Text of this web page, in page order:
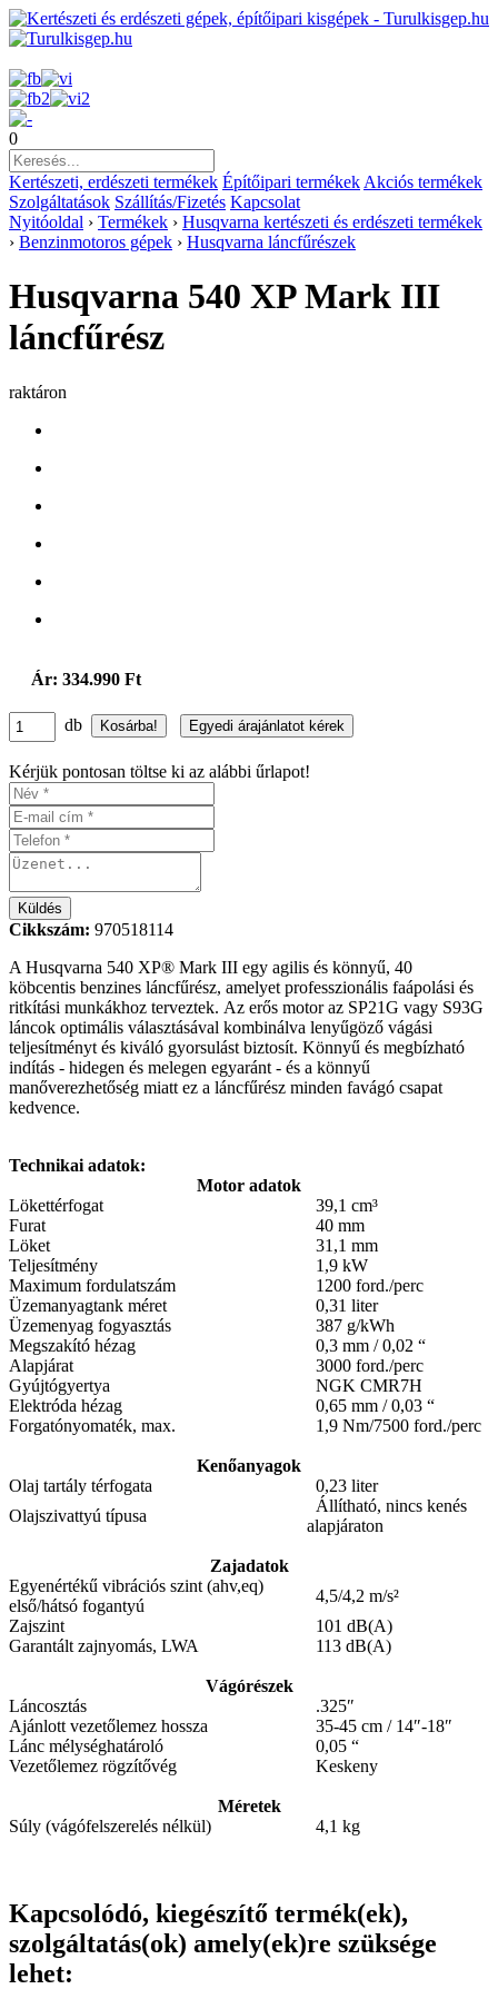
0
Kertészeti, erdészeti termékek Építőipari termékek Akciós termékek
Szolgáltatások Szállítás/Fizetés Kapcsolat
Nyitóoldal › Termékek › Husqvarna kertészeti és erdészeti termékek
› Benzinmotoros gépek › Husqvarna láncfűrészek
Husqvarna 540 XP Mark III
láncfűrész
raktáron
Ár: 334.990 Ft
db
Kérjük pontosan töltse ki az alábbi űrlapot!
Cikkszám: 970518114
A Husqvarna 540 XP® Mark III egy agilis és könnyű, 40
köbcentis benzines láncfűrész, amelyet professzionális faápolási és
ritkítási munkákhoz terveztek. Az erős motor az SP21G vagy S93G
láncok optimális választásával kombinálva lenyűgöző vágási
teljesítményt és kiváló gyorsulást biztosít. Könnyű és megbízható
indítás - hidegen és melegen egyaránt - és a könnyű
manőverezhetőség miatt ez a láncfűrész minden favágó csapat
kedvence.
Technikai adatok:
Motor adatok
Lökettérfogat
39,1 cm³
Furat
40 mm
Löket
31,1 mm
Teljesítmény
1,9 kW
Maximum fordulatszám
1200 ford./perc
Üzemanyagtank méret
0,31 liter
Üzemenyag fogyasztás
387 g/kWh
Megszakító hézag
0,3 mm / 0,02 “
Alapjárat
3000 ford./perc
Gyújtógyertya
NGK CMR7H
Elektróda hézag
0,65 mm / 0,03 “
Forgatónyomaték, max.
1,9 Nm/7500 ford./perc
Kenőanyagok
Olaj tartály térfogata
0,23 liter
Olajszivattyú típusa
Állítható, nincs kenés
alapjáraton
Zajadatok
Egyenértékű vibrációs szint (ahv,eq)
első/hátsó fogantyú
4,5/4,2 m/s²
Zajszint
101 dB(A)
Garantált zajnyomás, LWA
113 dB(A)
Vágórészek
Láncosztás
.325″
Ajánlott vezetőlemez hossza
35-45 cm / 14″-18″
Lánc mélységhatároló
0,05 “
Vezetőlemez rögzítővég
Keskeny
Méretek
Súly (vágófelszerelés nélkül)
4,1 kg
Kapcsolódó, kiegészítő termék(ek),
szolgáltatás(ok) amely(ek)re szüksége
lehet: